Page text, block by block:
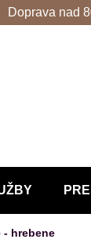
Doprava nad
- hrebene